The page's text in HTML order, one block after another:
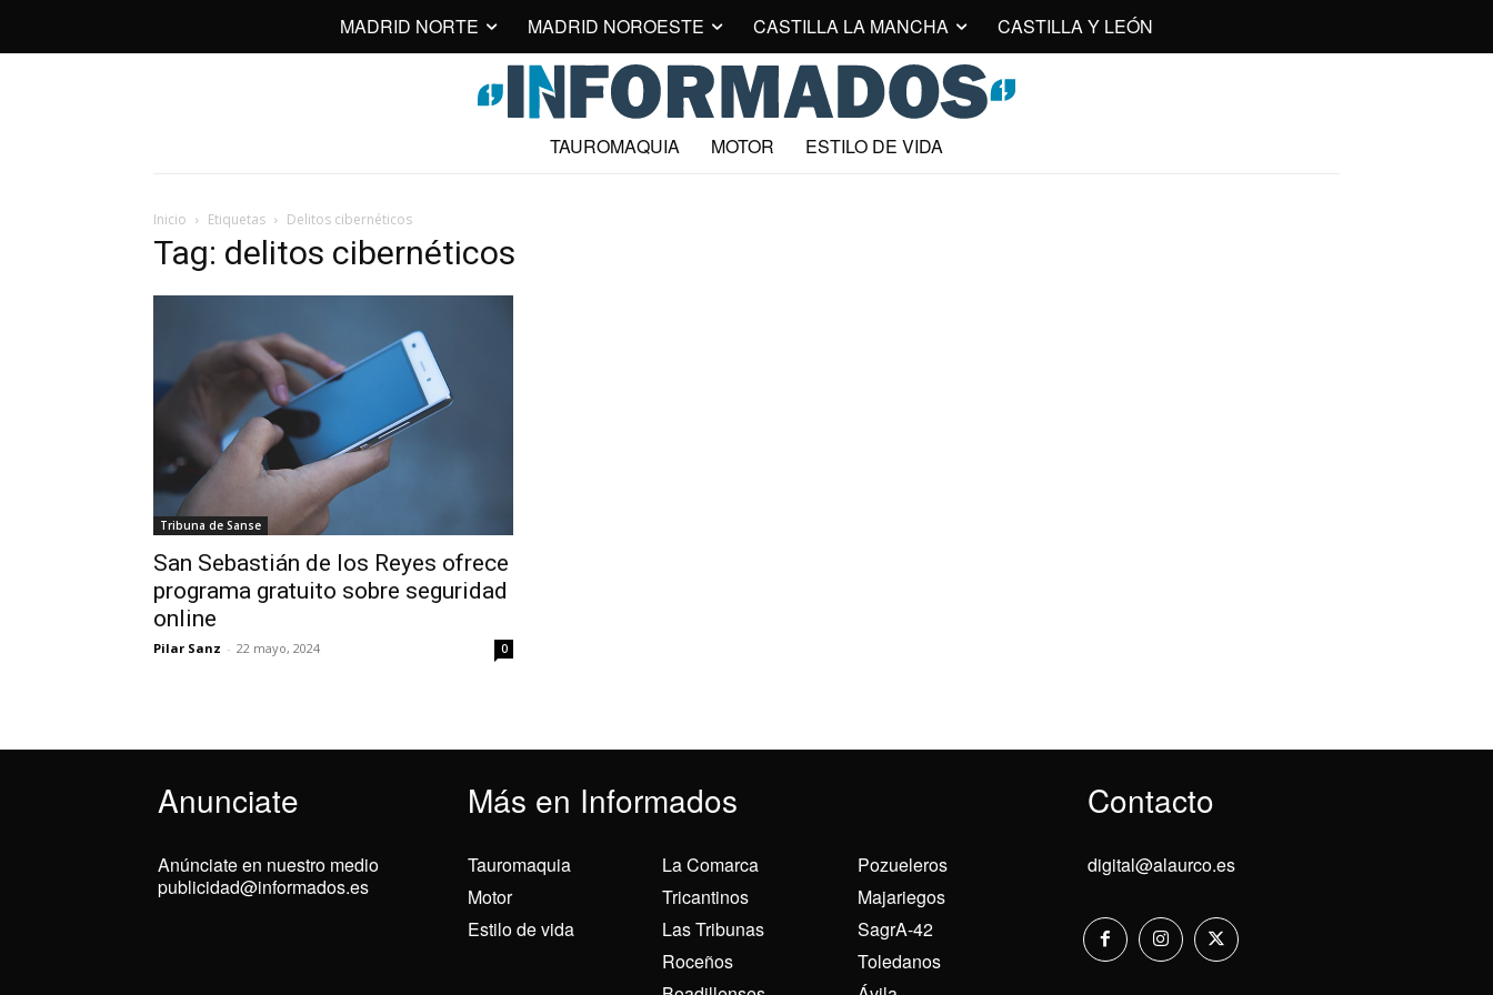
MADRID NORTE MADRID NOROESTE CASTILLA LA MANCHA CASTILLA Y LEÓN
TAUROMAQUIA MOTOR ESTILO DE VIDA
Inicio Etiquetas Delitos cibernéticos
Tag: delitos cibernéticos
Tribuna de Sanse
San Sebastián de los Reyes ofrece
programa gratuito sobre seguridad
online
Pilar Sanz - 22 mayo, 2024 0
Anunciate Más en Informados Contacto
Anúnciate en nuestro medio
publicidad@informados.es
Tauromaquia
Motor
Estilo de vida
La Comarca
Tricantinos
Las Tribunas
Roceños
Pozueleros
Majariegos
SagrA-42
Toledanos
digital@alaurco.es